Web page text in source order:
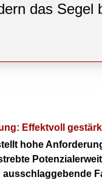
das Segel
Effektvoll
hohe